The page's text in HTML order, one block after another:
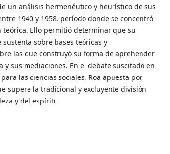
un análisis hermenéutico y heurístico de sus
1940 y 1958, período donde se concentró
teórica. Ello permitió determinar que su
sobre bases teóricas y
las que construyó su forma de aprehender
sus mediaciones. En el debate suscitado en
las ciencias sociales, Roa apuesta por
supere la tradicional y excluyente división
y del espíritu.